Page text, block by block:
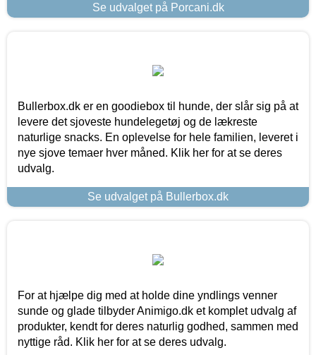
Se udvalget på Porcani.dk
Bullerbox.dk er en goodiebox til hunde, der slår sig på at
levere det sjoveste hundelegetøj og de lækreste
naturlige snacks. En oplevelse for hele familien, leveret i
nye sjove temaer hver måned. Klik her for at se deres
udvalg.
Se udvalget på Bullerbox.dk
For at hjælpe dig med at holde dine yndlings venner
sunde og glade tilbyder Animigo.dk et komplet udvalg af
produkter, kendt for deres naturlig godhed, sammen med
nyttige råd. Klik her for at se deres udvalg.